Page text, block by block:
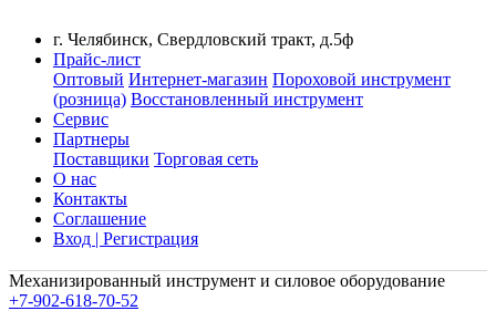
г. Челябинск, Свердловский тракт, д.5ф
Прайс-лист
Оптовый Интернет-магазин Пороховой инструмент
(розница) Восстановленный инструмент
Сервис
Партнеры
Поставщики Торговая сеть
О нас
Контакты
Соглашение
Вход | Регистрация
Механизированный инструмент и силовое оборудование
+7-902-618-70-52